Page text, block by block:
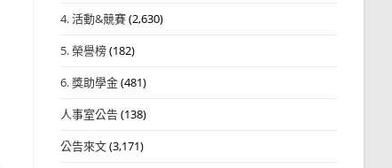
4. 活動&競賽(2,630)
5. 榮譽榜(182)
6. 獎助學金(481)
人事室公告(138)
公告來文(3,171)